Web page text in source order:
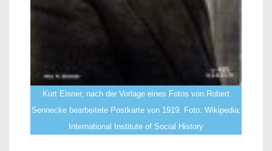
Kurt Eisner, nach der Vorlage eines Fotos von Robert
Sennecke bearbeitete Postkarte von 1919. Foto: Wikipedia;
International Institute of Social History